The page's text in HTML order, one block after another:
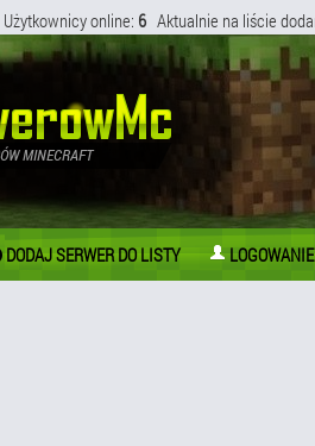
Użytkownicy online: 6Aktualnie na liście
DODAJ SERWER DO LISTY LOGOWANIE